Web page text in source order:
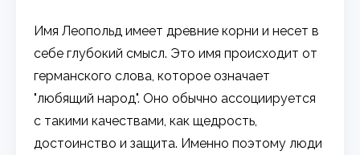
Имя Леопольд имеет древние корни и несет в
себе глубокий смысл. Это имя происходит от
германского слова, которое означает
"любящий народ". Оно обычно ассоциируется
с такими качествами, как щедрость,
достоинство и защита. Именно поэтому люди